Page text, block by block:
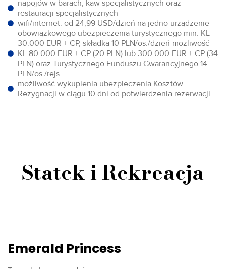
napojów w barach, kaw specjalistycznych oraz
restauracji specjalistycznych
wifi/internet: od 24,99 USD/dzień na jedno urządzenie
obowiązkowego ubezpieczenia turystycznego min. KL-
30.000 EUR + CP, składka 10 PLN/os./dzień możliwość
KL 80.000 EUR + CP (20 PLN) lub 300.000 EUR + CP (34
PLN) oraz Turystycznego Funduszu Gwarancyjnego 14
PLN/os./rejs
możliwość wykupienia ubezpieczenia Kosztów
Rezygnacji w ciągu 10 dni od potwierdzenia rezerwacji.
Statek i Rekreacja
Emerald Princess